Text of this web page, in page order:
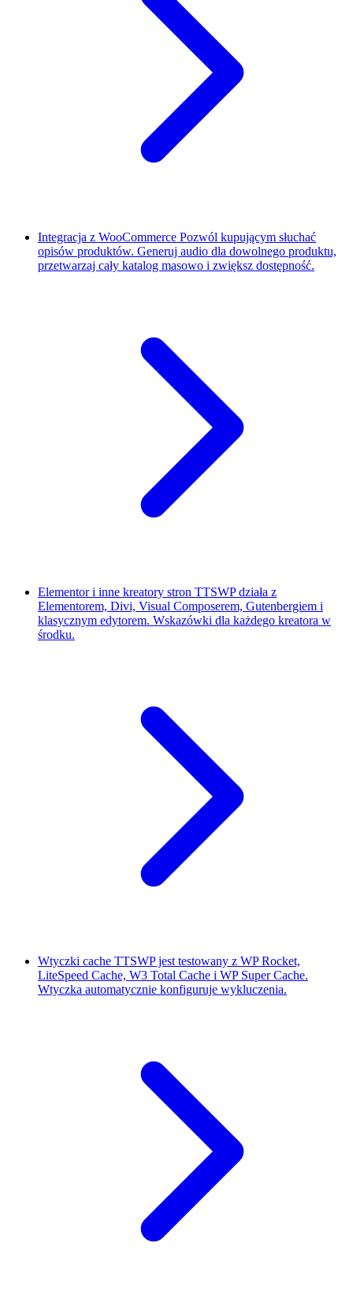
Integracja z WooCommerce Pozwól kupującym słuchać
opisów produktów. Generuj audio dla dowolnego produktu,
przetwarzaj cały katalog masowo i zwiększ dostępność.
Elementor i inne kreatory stron TTSWP działa z
Elementorem, Divi, Visual Composerem, Gutenbergiem i
klasycznym edytorem. Wskazówki dla każdego kreatora w
środku.
Wtyczki cache TTSWP jest testowany z WP Rocket,
LiteSpeed Cache, W3 Total Cache i WP Super Cache.
Wtyczka automatycznie konfiguruje wykluczenia.